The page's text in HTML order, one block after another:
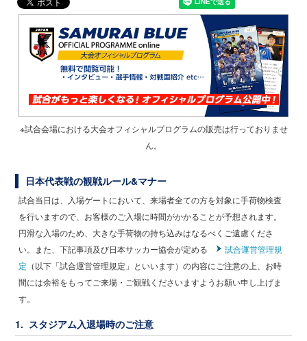
※試合会場における大会オフィシャルプログラムの販売は行っておりませ
ん。
日本代表戦の観戦ルール&マナー
試合当日は、入場ゲートにおいて、来場者全ての方を対象に手荷物検査
を行いますので、お客様のご入場に時間がかかることが予想されます。
円滑な入場のため、大きな手荷物の持ち込みはなるべくご遠慮くださ
い。また、下記事項及び日本サッカー協会が定める
試合運営管理規
定 （以下「試合運営管理規定」といいます）の内容にご注意の上、お時
間には余裕をもってご来場・ご観戦くださいますようお願い申し上げま
す。
1. スタジアム入退場時のご注意